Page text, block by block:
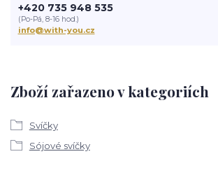
Zboží zařazeno v kategoriích
Svíčky
Sójové svíčky
+420 735 948 535
(Po-Pá, 8-16 hod.)
info@with-you.cz